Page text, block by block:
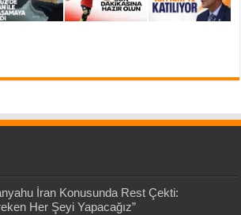
İran Konusunda Rest Çekti:
Her Şeyi Yapacağız”